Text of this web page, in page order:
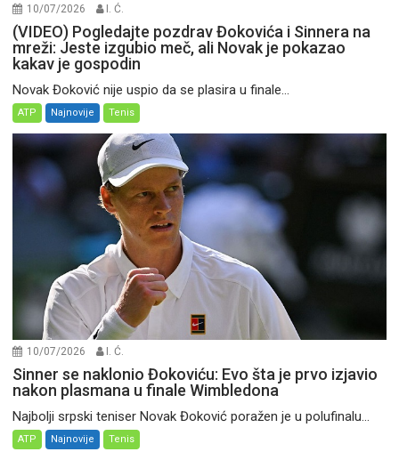
10/07/2026 I. Ć.
(VIDEO) Pogledajte pozdrav Đokovića i Sinnera na
mreži: Jeste izgubio meč, ali Novak je pokazao
kakav je gospodin
Novak Đoković nije uspio da se plasira u finale...
ATP Najnovije Tenis
10/07/2026 I. Ć.
Sinner se naklonio Đokoviću: Evo šta je prvo izjavio
nakon plasmana u finale Wimbledona
Najbolji srpski teniser Novak Đoković poražen je u polufinalu...
ATP Najnovije Tenis